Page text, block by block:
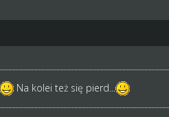
Na kolei też się pierd...